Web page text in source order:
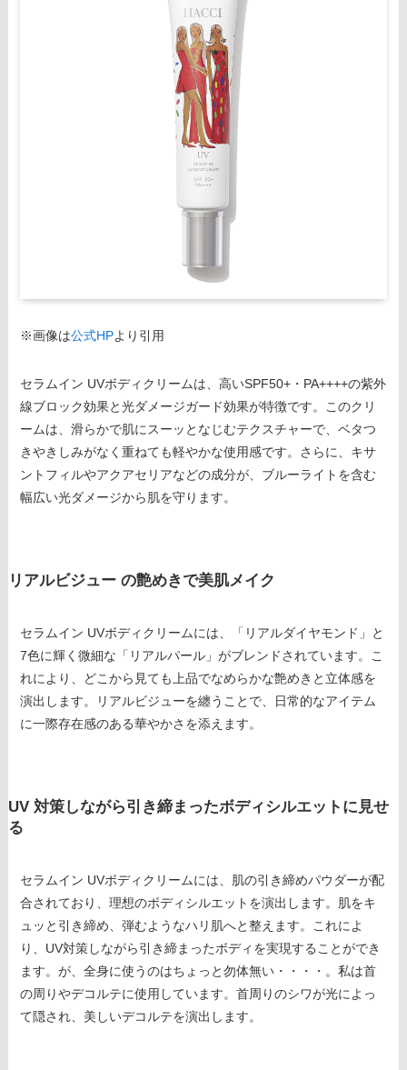
※画像は公式HPより引用
セラムイン UVボディクリームは、高いSPF50+・PA++++の紫外
線ブロック効果と光ダメージガード効果が特徴です。このクリ
ームは、滑らかで肌にスーッとなじむテクスチャーで、ベタつ
きやきしみがなく重ねても軽やかな使用感です。さらに、キサ
ントフィルやアクアセリアなどの成分が、ブルーライトを含む
幅広い光ダメージから肌を守ります。
リアルビジュー の艶めきで美肌メイク
セラムイン UVボディクリームには、「リアルダイヤモンド」と
7色に輝く微細な「リアルパール」がブレンドされています。こ
れにより、どこから見ても上品でなめらかな艶めきと立体感を
演出します。リアルビジューを纏うことで、日常的なアイテム
に一際存在感のある華やかさを添えます。
UV 対策しながら引き締まったボディシルエットに見せ
る
セラムイン UVボディクリームには、肌の引き締めパウダーが配
合されており、理想のボディシルエットを演出します。肌をキ
ュッと引き締め、弾むようなハリ肌へと整えます。これによ
り、UV対策しながら引き締まったボディを実現することができ
ます。が、全身に使うのはちょっと勿体無い・・・・。私は首
の周りやデコルテに使用しています。首周りのシワが光によっ
て隠され、美しいデコルテを演出します。